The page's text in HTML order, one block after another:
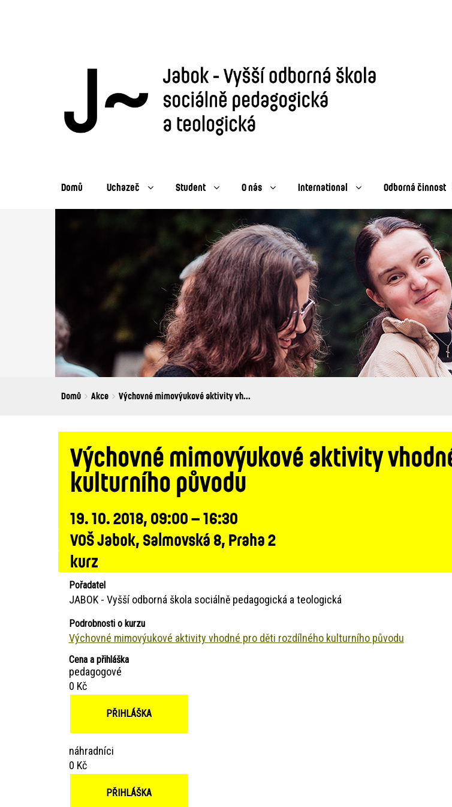
Domů Uchazeč Student O nás International Odborná činnost
Breadcrumbs
You
Domů Akce Výchovné mimovýukové aktivity vh...
Výchovné mimovýukové aktivity
kulturního původu
19. 10. 2018, 09:00 – 16:30
VOŠ Jabok, Salmovská 8, Praha 2
kurz
Pořadatel
JABOK - Vyšší odborná škola sociálně pedagogická a teologická
Podrobnosti o kurzu
Výchovné mimovýukové aktivity vhodné pro děti rozdílného kulturního původu
Cena a přihláška
pedagogové
0 Kč
PŘIHLÁŠKA
náhradníci
0 Kč
PŘIHLÁŠKA